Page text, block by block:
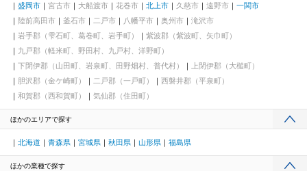
盛岡市 宮古市 大船渡市 花巻市 北上市 久慈市 遠野市
一関市
陸前高田市
釜石市 二戸市 八幡平市 奥州市
滝沢市
岩手郡（雫石町、葛巻町、岩手町）
紫波郡（紫波町、矢巾町）
九戸郡（軽米町、野田村、九戸村、洋野町）
下閉伊郡（山田町、岩泉町、田野畑村、普代村）
上閉伊郡（大槌町）
胆沢郡（金ケ崎町）
二戸郡（一戸町）
西磐井郡（平泉町）
和賀郡（西和賀町）
気仙郡（住田町）
ほかのエリアで探す
北海道 青森県 宮城県 秋田県 山形県 福島県
ほかの業種で探す